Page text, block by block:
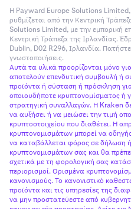
Η Payward Europe Solutions
ρυθμίζεται από την Κεντρική
Solutions Limited, με την εμπορική
Κεντρική Τράπεζα της Ιρλανδίας.
Dublin, D02 R296, Ιρλανδία. Πατήστε
γνωστοποιήσεις.
Αυτά τα υλικά προορίζονται μόνο
αποτελούν επενδυτική συμβουλή ή
προϊόντα ή σύσταση ή πρόσκληση
οποιουδήποτε κρυπτονομίσματος ή
στρατηγική συναλλαγών. Η Kraken
να αυξήσει ή να μειώσει την τιμή
κρυπτοστοιχείου που διαθέτει. Η
κρυπτονομισμάτων μπορεί να
να καταβάλλεται φόρος σε δήλωση
κρυπτονομισμάτων σας και θα
σχετικά με τη φορολογική σας
περιορισμοί. Ορισμένα
κανονισμούς. Το κανονιστικό
προϊόντα και τις υπηρεσίες της
να μην προστατεύεστε από